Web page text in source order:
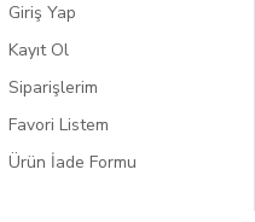
Giriş Yap
Kayıt Ol
Siparişlerim
Favori Listem
Ürün İade Formu